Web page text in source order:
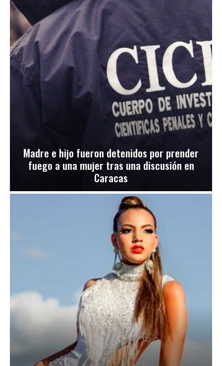
Madre e hijo fueron detenidos por prender
fuego a una mujer tras una discusión en
Caracas